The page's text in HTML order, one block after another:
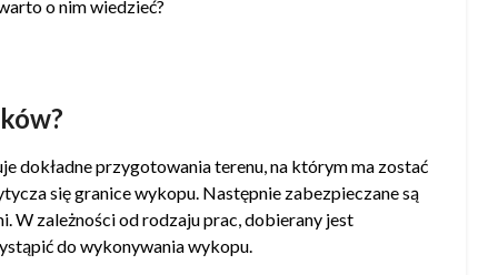
o nim wiedzieć?
dokładne przygotowania terenu, na którym ma zostać
się granice wykopu. Następnie zabezpieczane są
W zależności od rodzaju prac, dobierany jest
do wykonywania wykopu.